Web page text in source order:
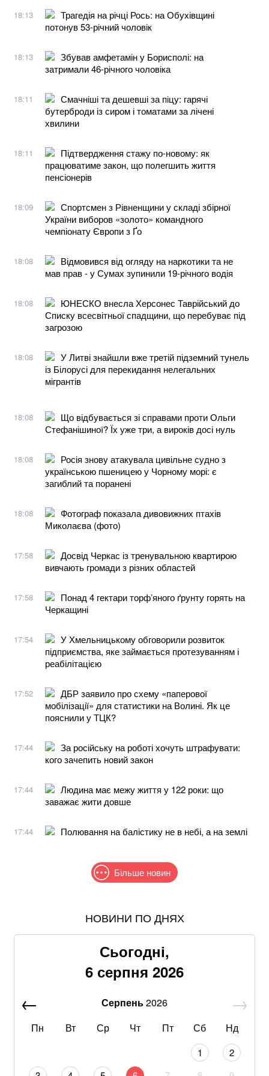
18:13
Трагедія на річці Рось: на Обухівщині
потонув 53-річний чоловік
18:13
Збував амфетамін у Борисполі: на
затримали 46-річного чоловіка
18:11
Смачніші та дешевші за піцу: гарячі
бутерброди із сиром і томатами за лічені
хвилини
18:11
Підтвердження стажу по-новому: як
працюватиме закон, що полегшить життя
пенсіонерів
18:09
Спортсмен з Рівненщини у складі збірної
України виборов «золото» командного
чемпіонату Європи з Ґо
18:08
Відмовився від огляду на наркотики та не
мав прав - у Сумах зупинили 19-річного водія
18:08
ЮНЕСКО внесла Херсонес Таврійський до
Списку всесвітньої спадщини, що перебуває під
загрозою
18:08
У Литві знайшли вже третій підземний тунель
із Білорусі для перекидання нелегальних
мігрантів
18:08
Що відбувається зі справами проти Ольги
Стефанішиної? Їх уже три, а вироків досі нуль
18:08
Росія знову атакувала цивільне судно з
українською пшеницею у Чорному морі: є
загиблий та поранені
18:08
Фотограф показала дивовижних птахів
Миколаєва (фото)
17:58
Досвід Черкас із тренувальною квартирою
вивчають громади з різних областей
17:58
Понад 4 гектари торф’яного ґрунту горять на
Черкащині
17:54
У Хмельницькому обговорили розвиток
підприємства, яке займається протезуванням і
реабілітацією
17:52
ДБР заявило про схему «паперової
мобілізації» для статистики на Волині. Як це
пояснили у ТЦК?
17:44
За російську на роботі хочуть штрафувати:
кого зачепить новий закон
17:44
Людина має межу життя у 122 роки: що
заважає жити довше
17:44 Полювання на балістику не в небі, а на землі
Більше новин
Після нічної атаки дронів у російському Ярославлі
В МЗС заявили, що слова Залужного щодо членства
в НАТО були вирвані з контексту
Стефанішина прокоментувала підозру від НАБУ та
Знищені печі, склади та роки роботи: що
НОВИНИ ПО ДНЯХ
Сьогодні,
6 серпня 2026
Серпень2026
Пн
Вт Ср Чт Пт Сб Нд
1
2